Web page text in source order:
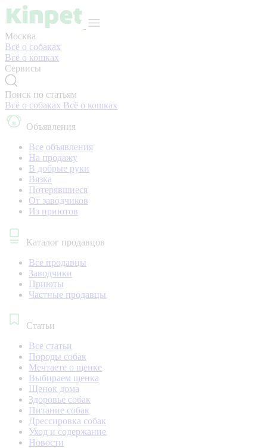
Москва
Всё о собаках
Всё о кошках
Сервисы
Поиск по статьям
Всё о собаках Всё о кошках
Объявления
Все объявления
На продажу
В добрые руки
Вязка
Потерявшиеся
От заводчиков
Из приютов
Каталог продавцов
Все продавцы
Заводчики
Приюты
Частные продавцы
Статьи
Все статьи
Породы собак
Мечтаете о щенке
Выбираем щенка
Щенок дома
Здоровье собак
Питание собак
Дрессировка собак
Уход и содержание
Новости